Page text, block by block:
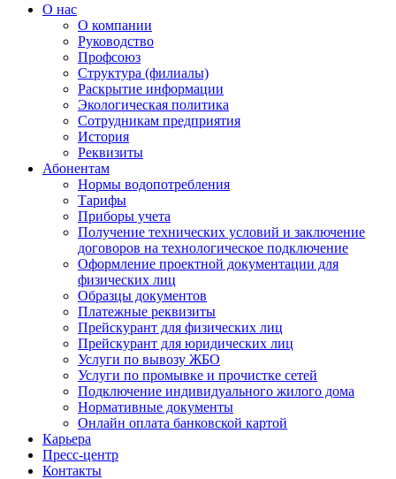
О нас
О компании
Руководство
Профсоюз
Структура (филиалы)
Раскрытие информации
Экологическая политика
Сотрудникам предприятия
История
Реквизиты
Абонентам
Нормы водопотребления
Тарифы
Приборы учета
Получение технических условий и заключение
договоров на технологическое подключение
Оформление проектной документации для
физических лиц
Образцы документов
Платежные реквизиты
Прейскурант для физических лиц
Прейскурант для юридических лиц
Услуги по вывозу ЖБО
Услуги по промывке и прочистке сетей
Подключение индивидуального жилого дома
Нормативные документы
Онлайн оплата банковской картой
Карьера
Пресс-центр
Контакты